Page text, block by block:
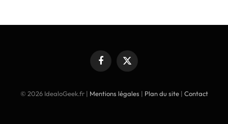
FacebookX
(Twitter)
© 2026 IdealoGeek.fr | Mentions légales | Plan du site| Contact